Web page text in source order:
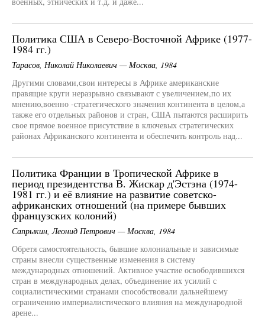
Политика США в Северо-Восточной Африке (1977-
1984 гг.)
Тарасов, Николай Николаевич — Москва, 1984
Другими словами,свои интересы в Африке американские
правящие круги неразрывно связывают с увеличением,по их
мнению,военно -стратегического значения континента в целом,а
также его отдельных районов и стран, США пытаются расширить
свое прямое военное присутствие в ключевых стратегических
районах Африканского континента и обеспечить контроль над...
Политика Франции в Тропической Африке в
период президентства В. Жискар д'Эстэна (1974-
1981 гг.) и её влияние на развитие советско-
африканских отношений (на примере бывших
французских колоний)
Сапрыкин, Леонид Петрович — Москва, 1984
Обретя самостоятельность, бывшие колониальные и зависимые
страны внесли существенные изменения в систему
международных отношений. Активное участие освободившихся
стран в международных делах, объединение их усилий с
социалистическими странами способствовали дальнейшему
ограничению империалистического влияния на международной
арене...